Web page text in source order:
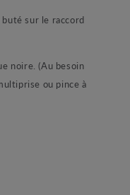
sur le raccord
noire. (Au besoin
ou pince à